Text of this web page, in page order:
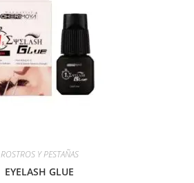
ROSTROS Y PESTAÑAS
EYELASH GLUE